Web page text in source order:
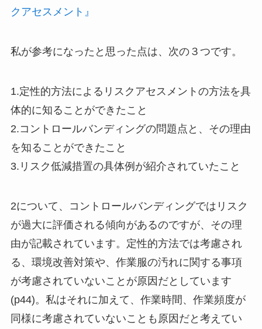
クアセスメント』
私が参考になったと思った点は、次の３つです。
1.定性的方法によるリスクアセスメントの方法を具
体的に知ることができたこと
2.コントロールバンディングの問題点と、その理由
を知ることができたこと
3.リスク低減措置の具体例が紹介されていたこと
2について、コントロールバンディングではリスク
が過大に評価される傾向があるのですが、その理
由が記載されています。定性的方法では考慮され
る、環境改善対策や、作業服の汚れに関する事項
が考慮されていないことが原因だとしています
(p44)。私はそれに加えて、作業時間、作業頻度が
同様に考慮されていないことも原因だと考えてい